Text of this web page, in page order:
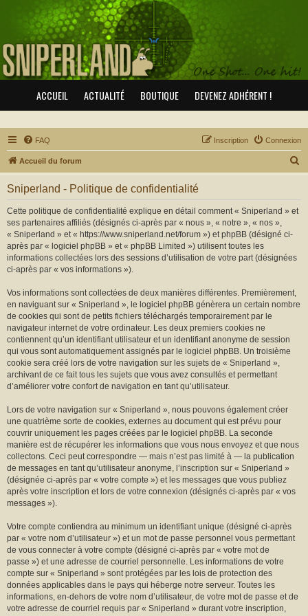
ACCUEIL ACTUALITÉ BOUTIQUE DEVENEZ ADHÉRENT !
FAQ Connexion
Inscription
Accueil du forum
Sniperland - Politique de confidentialité
Cette politique de confidentialité explique en détail comment « Sniperland » et
ses partenaires affiliés (désignés ci-après par « nous », « notre », « nos »,
« Sniperland » et « https://www.sniperland.net/forum ») et phpBB (désigné ci-
après par « logiciel phpBB » et « phpBB Limited ») utilisent toutes les
informations collectées lors des sessions d’utilisation de votre part (désignées
ci-après par « vos informations »).
Vos informations sont collectées de deux manières différentes. Premièrement,
en naviguant sur « Sniperland », le logiciel phpBB génèrera un certain nombre
de cookies qui sont de petits fichiers téléchargés temporairement par le
navigateur internet de votre ordinateur. Les deux premiers cookies ne
contiennent qu’un identifiant utilisateur et un identifiant anonyme de session
qui vous sont automatiquement assignés par le logiciel phpBB. Un troisième
cookie sera créé lors de votre navigation sur les sujets de « Sniperland »,
archivant de ce fait tous les sujets que vous avez consultés et permettant
d’améliorer votre confort de navigation en tant qu’utilisateur.
Lors de votre navigation sur « Sniperland », nous pouvons également créer
une quatrième sorte de cookies, externes au document qui est prévu pour
couvrir uniquement les pages créées par le logiciel phpBB. La seconde
manière est de récupérer les informations que vous nous envoyez et que nous
collectons. Ceci peut correspondre — mais n’est pas limité à — la publication
de messages en tant qu’utilisateur anonyme, l’inscription sur « Sniperland »
(désignée ci-après par « votre compte ») et les messages que vous publiez
après votre inscription et lors de votre connexion (désignés ci-après par « vos
messages »).
Votre compte contiendra au minimum un identifiant unique (désigné ci-après
par « votre nom d’utilisateur ») et un mot de passe personnel vous permettant
de vous connecter à votre compte (désigné ci-après par « votre mot de
passe ») et une adresse de courriel personnelle. Les informations de votre
compte sur « Sniperland » sont protégées par les lois de protection des
données applicables dans le pays qui héberge notre serveur. Toutes les
informations, en-dehors de votre nom d’utilisateur, de votre mot de passe et de
votre adresse de courriel requis par « Sniperland » durant votre inscription,